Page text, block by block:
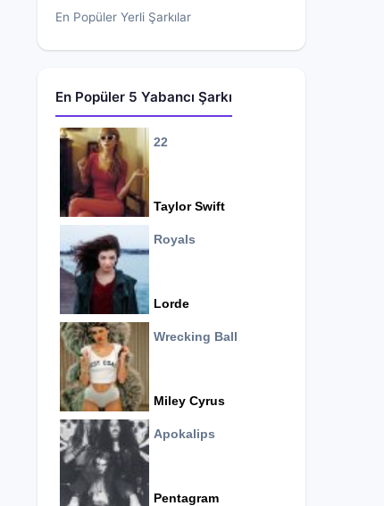
En Popüler Yerli Şarkılar
En Popüler 5 Yabancı Şarkı
22
Taylor Swift
Royals
Lorde
Wrecking Ball
Miley Cyrus
Apokalips
Pentagram